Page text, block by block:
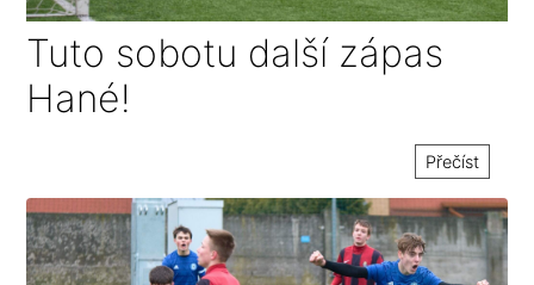
Tuto sobotu další zápas
Hané!
Přečíst